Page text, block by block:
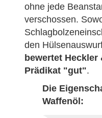
ohne jede
verschossen.
den
bewertet
Prädikat "gut".
Die
Waffenöl: